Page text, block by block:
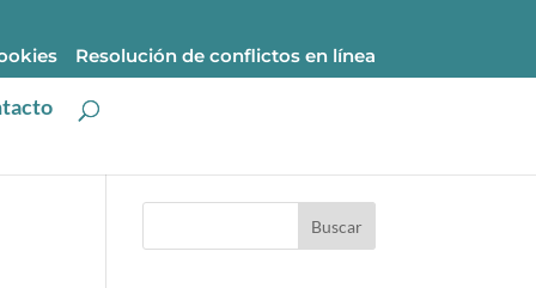
Resolución de conflictos en línea